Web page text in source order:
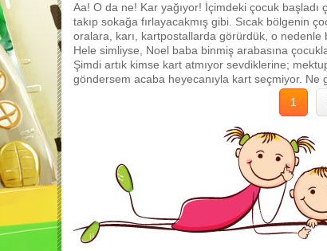
Aa! O da ne! Kar yağıyor! İçimdeki çocuk
takıp sokağa fırlayacakmış gibi. Sıcak bölgenin
oralara, karı, kartpostallarda görürdük, o nedenle
Hele simliyse, Noel baba binmiş arabasına
Şimdi artık kimse kart atmıyor sevdiklerine;
göndersem acaba heyecanıyla kart seçmiyor. Ne
1